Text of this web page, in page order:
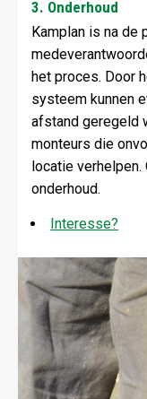
3. Onderhoud
Kamplan is na de
het proces. Door
systeem kunnen
afstand geregeld
monteurs die
locatie
onderhoud.
Interesse?